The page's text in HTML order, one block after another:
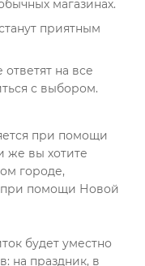
магазинах.
приятным
на все
с выбором.
при помощи
же вы хотите
городе,
при помощи Новой
будет уместно
на праздник, в